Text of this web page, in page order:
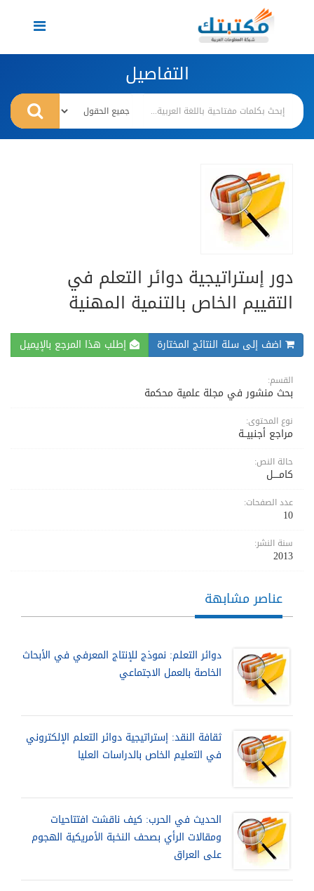
Toggle
navigation
التفاصيل
دور إستراتيجية دوائر التعلم في
التقييم الخاص بالتنمية المهنية
اضف إلى سلة النتائج المختارة إطلب هذا المرجع بالإيميل
القسم:
بحث منشور في مجلة علمية محكمة
نوع المحتوى:
مراجع أجنبيــة
حالة النص:
كامــــل
عدد الصفحات:
10
سنة النشر:
2013
عناصر مشابهة
دوائر التعلم: نموذج للإنتاج المعرفي في الأبحاث
الخاصة بالعمل الاجتماعي
ثقافة النقد: إستراتيجية دوائر التعلم الإلكتروني
في التعليم الخاص بالدراسات العليا
الحديث في الحرب: كيف ناقشت افتتاحيات
ومقالات الرأي بصحف النخبة الأمريكية الهجوم
على العراق